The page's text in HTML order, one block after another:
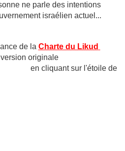
ne parle des intentions
israélien actuel...
de la Charte du Likud
originale
en cliquant sur l'étoile de